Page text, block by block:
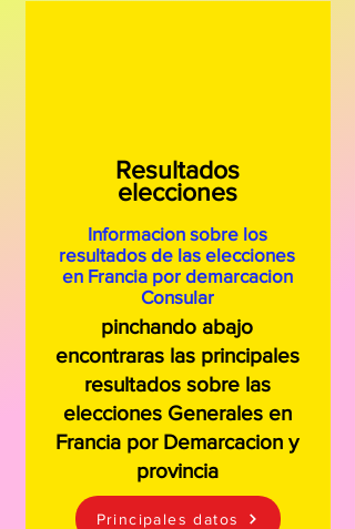
Resultados
elecciones
Informacion sobre los
resultados de las elecciones
en Francia por demarcacion
Consular
pinchando abajo
encontraras las principales
resultados sobre las
elecciones Generales en
Francia por Demarcacion y
provincia
Principales datos